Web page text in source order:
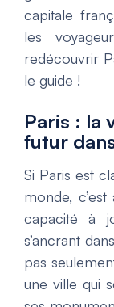
capitale
les
redécouvrir
le guide !
Paris : la
futur
Si Paris est
monde,
capacité à
s’ancrant
pas
une ville qui